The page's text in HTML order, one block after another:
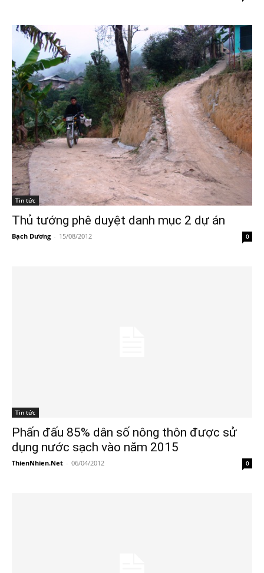
Tin tức
Thủ tướng phê duyệt danh mục 2 dự án
Bạch Dương - 15/08/2012 0
Tin tức
Phấn đấu 85% dân số nông thôn được sử
dụng nước sạch vào năm 2015
ThienNhien.Net - 06/04/2012 0